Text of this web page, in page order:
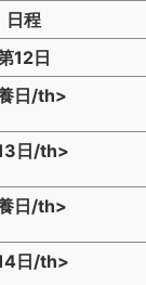
日程
12日
日/th>
日/th>
日/th>
日/th>